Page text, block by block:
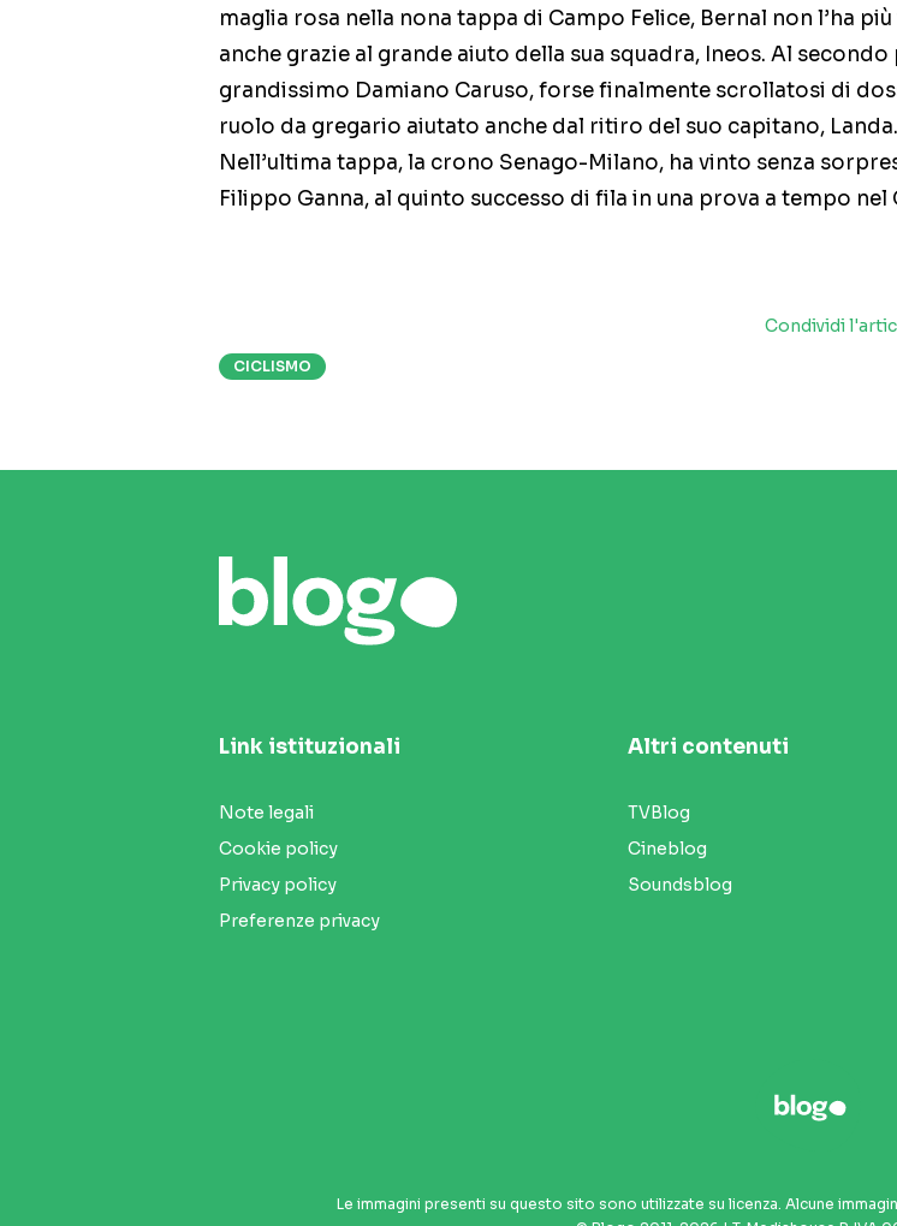
maglia rosa nella nona tappa di Campo Felice, Bernal non l’ha
anche grazie al grande aiuto della sua squadra, Ineos. Al secondo
grandissimo Damiano Caruso, forse finalmente scrollatosi di
ruolo da gregario aiutato anche dal ritiro del suo capitano, Landa.
Nell’ultima tappa, la crono Senago-Milano, ha vinto senza
Filippo Ganna, al quinto successo di fila in una prova a tempo nel
Condividi
CICLISMO
Link istituzionali
Note legali
Cookie policy
Privacy policy
Preferenze privacy
Altri contenuti
TVBlog
Cineblog
Soundsblog
Le immagini presenti su questo sito sono utilizzate su licenza. Alcune